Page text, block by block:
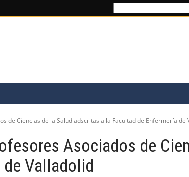
de Ciencias de la Salud adscritas a la Facultad de Enfermería de
Asociados de
de Valladolid